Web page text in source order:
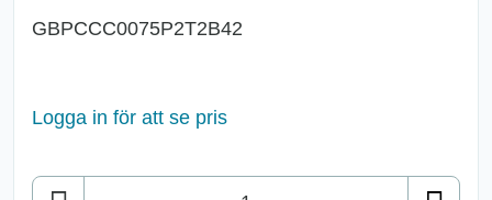
GBPCCC0075P2T2B42
Logga in för att se pris